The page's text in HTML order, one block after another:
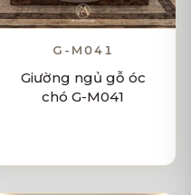
G-M041
Giường ngủ gỗ óc
chó G-M041